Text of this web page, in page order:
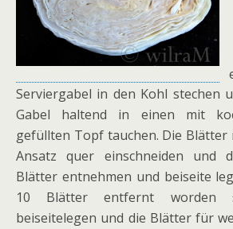
Serviergabel in den Kohl stechen
Gabel haltend in einen mit
gefüllten Topf tauchen. Die Blätter
Ansatz quer einschneiden und
Blätter entnehmen und beiseite
10 Blätter entfernt worden
beiseitelegen und die Blätter für